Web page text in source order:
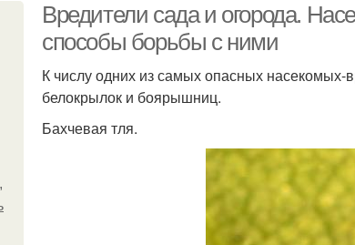
Вредители сада и огорода.
способы борьбы с ними
К числу одних из самых опасных насекомых-
белокрылок и боярышниц.
Бахчевая тля.